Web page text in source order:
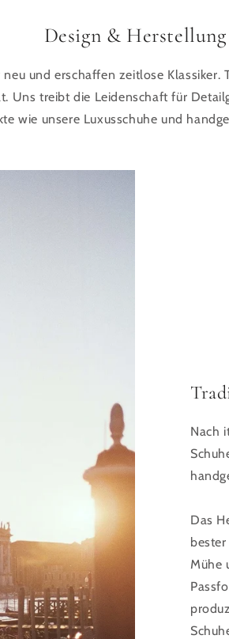
Design & Herstellung
neu und erschaffen zeitlose Klassiker.
Uns treibt die Leidenschaft für
wie unsere Luxusschuhe und
Nach
Das
Mühe